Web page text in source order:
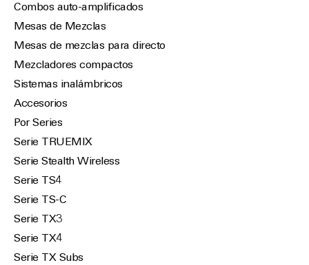
Combos auto-amplificados
Mesas de Mezclas
Mesas de mezclas para directo
Mezcladores compactos
Sistemas inalámbricos
Accesorios
Por Series
Serie TRUEMIX
Serie Stealth Wireless
Serie TS4
Serie TS-C
Serie TX3
Serie TX4
Serie TX Subs